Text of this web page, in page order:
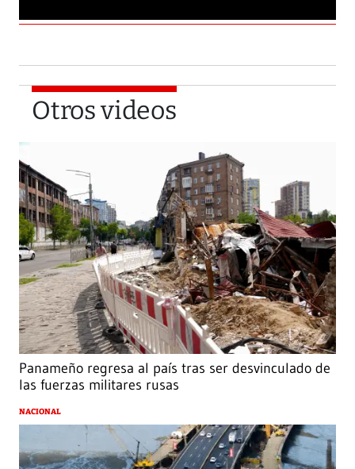
Otros videos
Panameño regresa al país tras ser desvinculado de
las fuerzas militares rusas
NACIONAL